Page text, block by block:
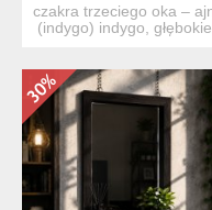
czakra trzeciego oka –
(indygo) indygo,